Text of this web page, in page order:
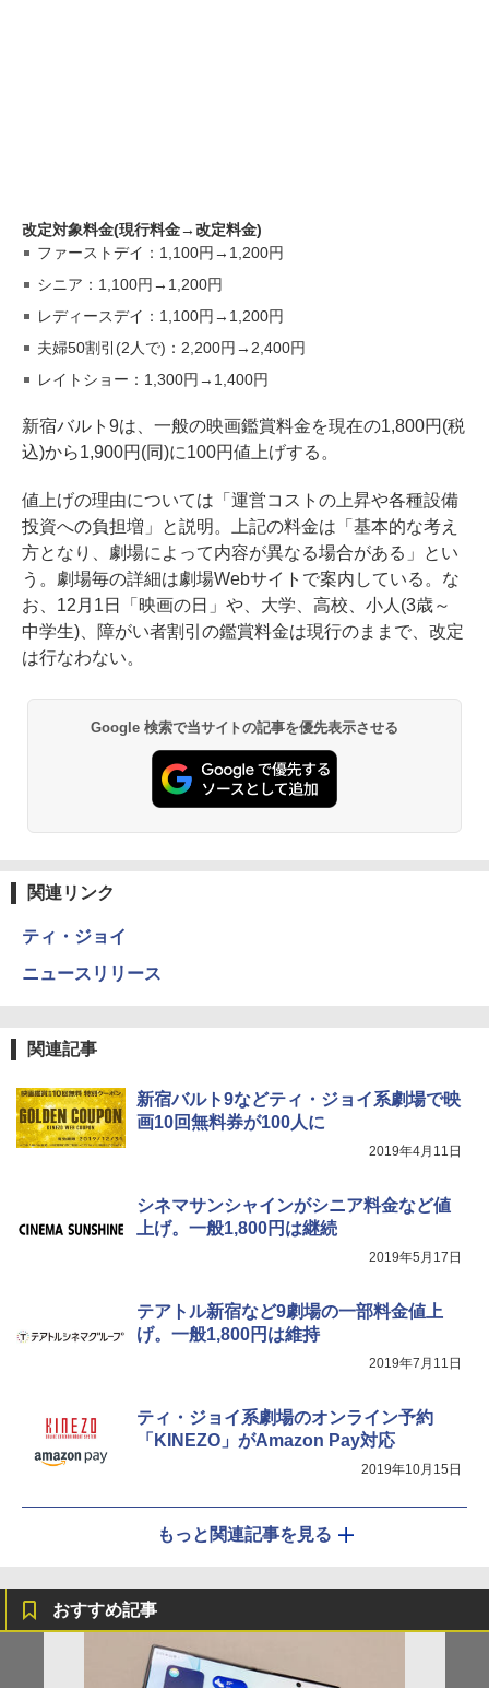
改定対象料金(現行料金→改定料金)
ファーストデイ：1,100円→1,200円
シニア：1,100円→1,200円
レディースデイ：1,100円→1,200円
夫婦50割引(2人で)：2,200円→2,400円
レイトショー：1,300円→1,400円
新宿バルト9は、一般の映画鑑賞料金を現在の1,800円(税
込)から1,900円(同)に100円値上げする。
値上げの理由については「運営コストの上昇や各種設備
投資への負担増」と説明。上記の料金は「基本的な考え
方となり、劇場によって内容が異なる場合がある」とい
う。劇場毎の詳細は劇場Webサイトで案内している。な
お、12月1日「映画の日」や、大学、高校、小人(3歳～
中学生)、障がい者割引の鑑賞料金は現行のままで、改定
は行なわない。
Google 検索で当サイトの記事を優先表示させる
関連リンク
ティ・ジョイ
ニュースリリース
関連記事
新宿バルト9などティ・ジョイ系劇場で映
画10回無料券が100人に
2019年4月11日
シネマサンシャインがシニア料金など値
上げ。一般1,800円は継続
2019年5月17日
テアトル新宿など9劇場の一部料金値上
げ。一般1,800円は維持
2019年7月11日
ティ・ジョイ系劇場のオンライン予約
「KINEZO」がAmazon Pay対応
2019年10月15日
もっと関連記事を見る
おすすめ記事